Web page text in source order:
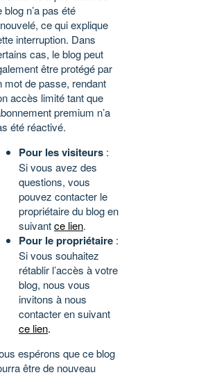
blog n’a pas été
ce qui explique
interruption. Dans
cas, le blog peut
être protégé par
mot de passe, rendant
accès limité tant que
premium n’a
été réactivé.
Pour les visiteurs :
Si vous avez des
questions, vous
pouvez contacter le
propriétaire du blog en
suivantce lien.
Pour le propriétaire :
Si vous souhaitez
rétablir l’accès à votre
blog, nous vous
invitons à nous
contacter en suivant
ce lien.
espérons que ce blog
être de nouveau